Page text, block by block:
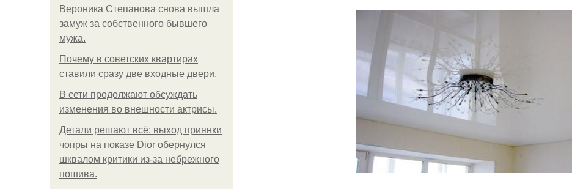
Вероника Степанова снова вышла
замуж за собственного бывшего
мужа.
Почему в советских квартирах
ставили сразу две входные двери.
В сети продолжают обсуждать
изменения во внешности актрисы.
Детали решают всё: выход приянки
чопры на показе Dior обернулся
шквалом критики из-за небрежного
пошива.